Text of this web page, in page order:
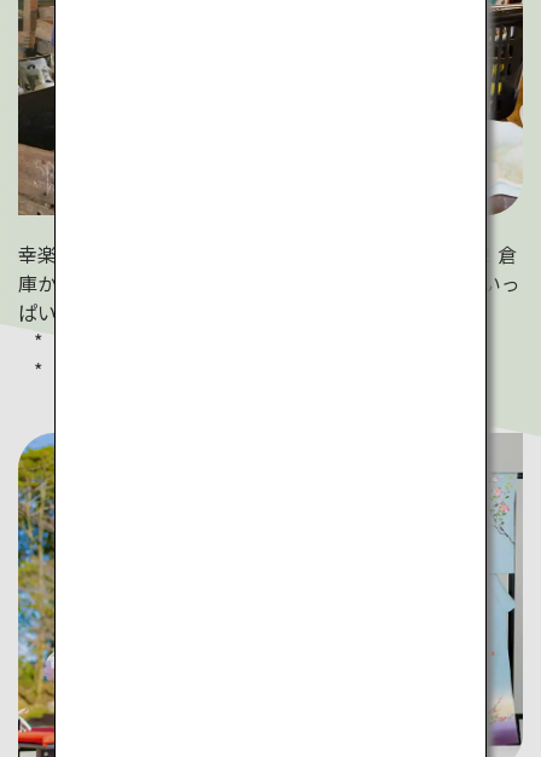
幸楽窯で、有田焼のトレジャーハンティングにトライ！倉
庫から自分だけの「お宝」を見つけ出し、バスケットいっ
ぱいに詰め込みましょう。